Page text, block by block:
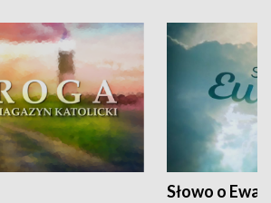
Słowo o